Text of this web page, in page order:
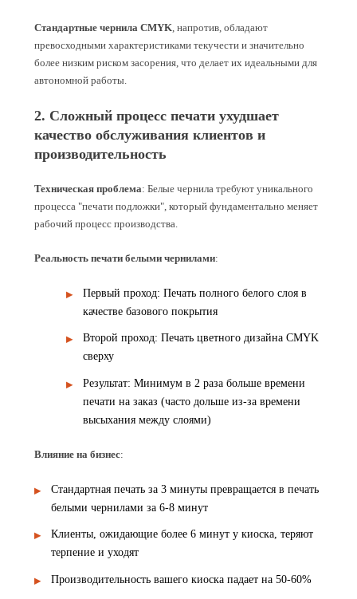
Стандартные чернила CMYK , напротив, обладают
превосходными характеристиками текучести и значительно
более низким риском засорения, что делает их идеальными для
автономной работы.
2. Сложный процесс печати ухудшает
качество обслуживания клиентов и
производительность
Техническая проблема: Белые чернила требуют уникального
процесса "печати подложки", который фундаментально меняет
рабочий процесс производства.
Реальность печати белыми чернилами:
Первый проход: Печать полного белого слоя в
качестве базового покрытия
Второй проход: Печать цветного дизайна CMYK
сверху
Результат: Минимум в 2 раза больше времени
печати на заказ (часто дольше из-за времени
высыхания между слоями)
Влияние на бизнес:
Стандартная печать за 3 минуты превращается в печать
белыми чернилами за 6-8 минут
Клиенты, ожидающие более 6 минут у киоска, теряют
терпение и уходят
Производительность вашего киоска падает на 50-60%